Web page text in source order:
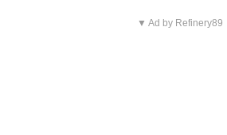
▼ Ad by Refinery89